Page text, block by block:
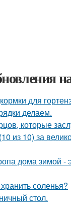
для
делаем.
которые
из 10) за
дома зимой -
соленья?
стол.